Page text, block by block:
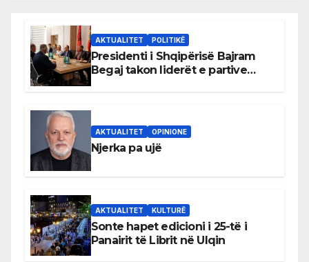
AKTUALITET POLITIKË
Presidenti i Shqipërisë Bajram
Begaj takon liderët e partive
AKTUALITET OPINIONE
Njerka pa ujë
AKTUALITET KULTURË
Sonte hapet edicioni i 25-të i
Panairit të Librit në Ulqin